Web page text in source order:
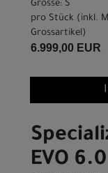
Grösse: S
pro Stück (inkl.
Grossartikel)
6.999,00 EUR
EVO